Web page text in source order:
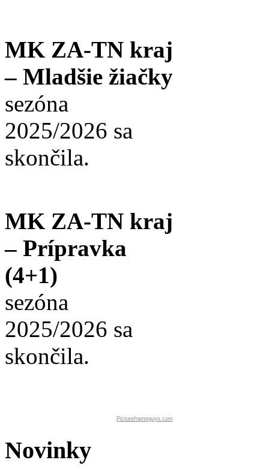
MK ZA-TN kraj
– Mladšie žiačky
sezóna
2025/2026 sa
skončila.
MK ZA-TN kraj
– Prípravka
(4+1)
sezóna
2025/2026 sa
skončila.
Pictureframeguys.com
Novinky